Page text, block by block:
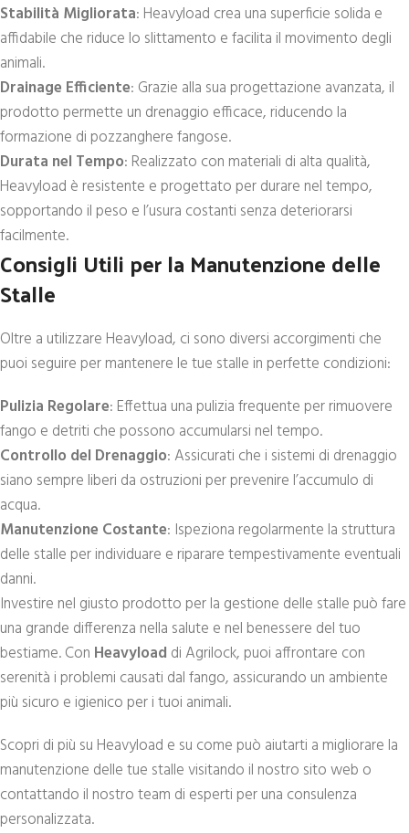
Stabilità Migliorata: Heavyload crea una superficie solida e
affidabile che riduce lo slittamento e facilita il movimento degli
animali.
Drainage Efficiente: Grazie alla sua progettazione avanzata, il
prodotto permette un drenaggio efficace, riducendo la
formazione di pozzanghere fangose.
Durata nel Tempo: Realizzato con materiali di alta qualità,
Heavyload è resistente e progettato per durare nel tempo,
sopportando il peso e l’usura costanti senza deteriorarsi
facilmente.
Consigli Utili per la Manutenzione delle
Stalle
Oltre a utilizzare Heavyload, ci sono diversi accorgimenti che
puoi seguire per mantenere le tue stalle in perfette condizioni:
Pulizia Regolare: Effettua una pulizia frequente per rimuovere
fango e detriti che possono accumularsi nel tempo.
Controllo del Drenaggio: Assicurati che i sistemi di drenaggio
siano sempre liberi da ostruzioni per prevenire l’accumulo di
acqua.
Manutenzione Costante: Ispeziona regolarmente la struttura
delle stalle per individuare e riparare tempestivamente eventuali
danni.
Investire nel giusto prodotto per la gestione delle stalle può fare
una grande differenza nella salute e nel benessere del tuo
bestiame. Con Heavyload di Agrilock, puoi affrontare con
serenità i problemi causati dal fango, assicurando un ambiente
più sicuro e igienico per i tuoi animali.
Scopri di più su Heavyload e su come può aiutarti a migliorare la
manutenzione delle tue stalle visitando il nostro sito web o
contattando il nostro team di esperti per una consulenza
personalizzata.